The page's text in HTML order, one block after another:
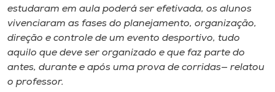
estudaram em aula poderá ser efetivada, os alunos
vivenciaram as fases do planejamento, organização,
direção e controle de um evento desportivo, tudo
aquilo que deve ser organizado e que faz parte do
antes, durante e após uma prova de corridas— relatou
o professor.